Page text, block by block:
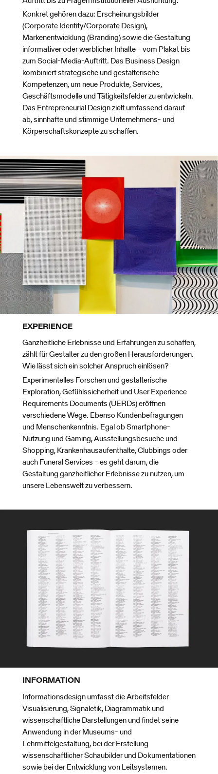
Konkret gehören dazu: Erscheinungsbilder
(Corporate Identity/Corporate Design),
Markenentwicklung (Branding) sowie die Gestaltung
informativer oder werblicher Inhalte – vom Plakat bis
zum Social-Media-Auftritt. Das Business Design
kombiniert strategische und gestalterische
Kompetenzen, um neue Produkte, Services,
Geschäftsmodelle und Tätigkeitsfelder zu entwickeln.
Das Entrepreneurial Design zielt umfassend darauf
ab, sinnhafte und stimmige Unternehmens- und
Körperschaftskonzepte zu schaffen.
EXPERIENCE
Ganzheitliche Erlebnisse und Erfahrungen zu schaffen,
zählt für Gestalter zu den großen Herausforderungen.
Wie lässt sich ein solcher Anspruch einlösen?
Experimentelles Forschen und gestalterische
Exploration, Gefühlssicherheit und User Experience
Requirements Documents (UERDs) eröffnen
verschiedene Wege. Ebenso Kundenbefragungen
und Menschenkenntnis. Egal ob Smartphone-
Nutzung und Gaming, Ausstellungsbesuche und
Shopping, Krankenhausaufenthalte, Clubbings oder
auch Funeral Services – es geht darum, die
Gestaltung ganzheitlicher Erlebnisse zu nutzen, um
unsere Lebenswelt zu verbessern.
INFORMATION
Informationsdesign umfasst die Arbeitsfelder
Visualisierung, Signaletik, Diagrammatik und
wissenschaftliche Darstellungen und findet seine
Anwendung in der Museums- und
Lehrmittelgestaltung, bei der Erstellung
wissenschaftlicher Schaubilder und Dokumentationen
sowie bei der Entwicklung von Leitsystemen.